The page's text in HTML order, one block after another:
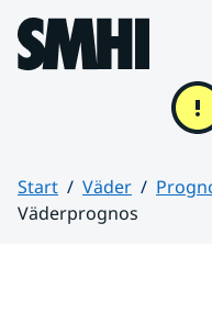
Hoppa till sidans innehåll
Start Väder
Väderprognos